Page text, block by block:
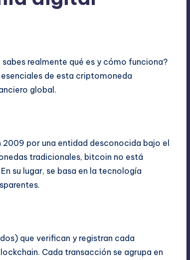
realmente qué es y cómo funciona?
de esta criptomoneda
global.
por una entidad desconocida bajo el
tradicionales, bitcoin no está
su lugar, se basa en la tecnología
que verifican y registran cada
Cada transacción se agrupa en